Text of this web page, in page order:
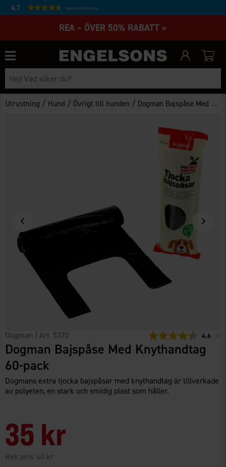
4.7 Baserat på 27232 betyg
REA – ÖVER 50% RABATT »
Utrustning / Hund / Övrigt till hunden / Dogman Bajspåse Med Knythandtag 60-pack
Dogman | Art 5370 4.6
Dogman Bajspåse Med Knythandtag
60-pack
Dogmans extra tjocka bajspåsar med knythandtag är tillverkade
av polyeten, en stark och smidig plast som håller.
35 kr
Rek pris: 40 kr